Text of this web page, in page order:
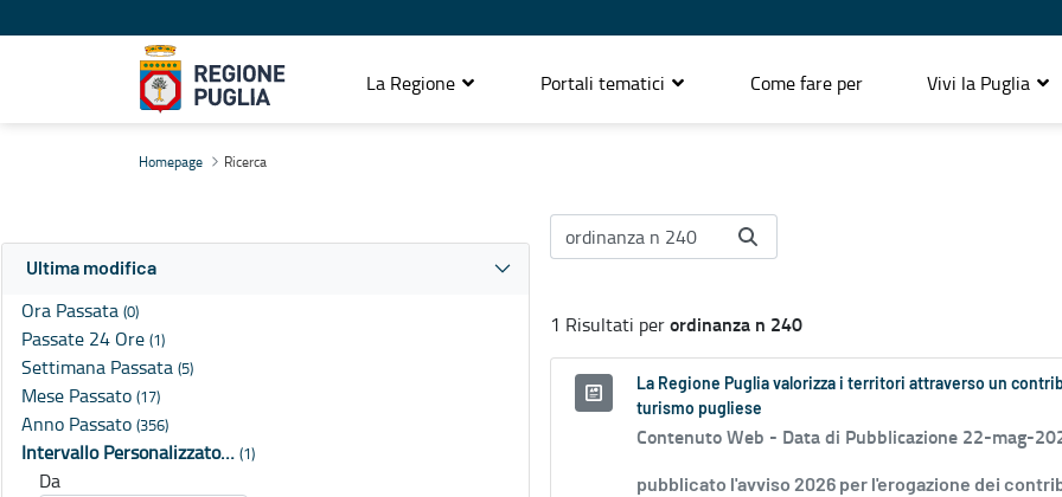
La Regione Portali tematici Come fare per Vivi la Puglia
Homepage Ricerca
Ultima modifica
Ora Passata (0)
Passate 24 Ore (1)
Settimana Passata (5)
Mese Passato (17)
Anno Passato (356)
Intervallo Personalizzato… (1)
Da
1 Risultati perordinanza n 240
La Regione Puglia valorizza i territori attraverso un
turismo pugliese
Contenuto Web - Data di Pubblicazione 22-mag-
pubblicato l'avviso 2026 per l'erogazione dei